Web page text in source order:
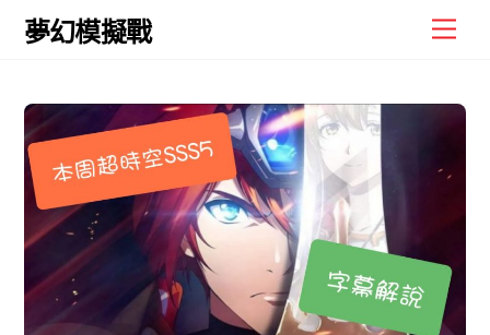
Skip
夢幻模擬戰